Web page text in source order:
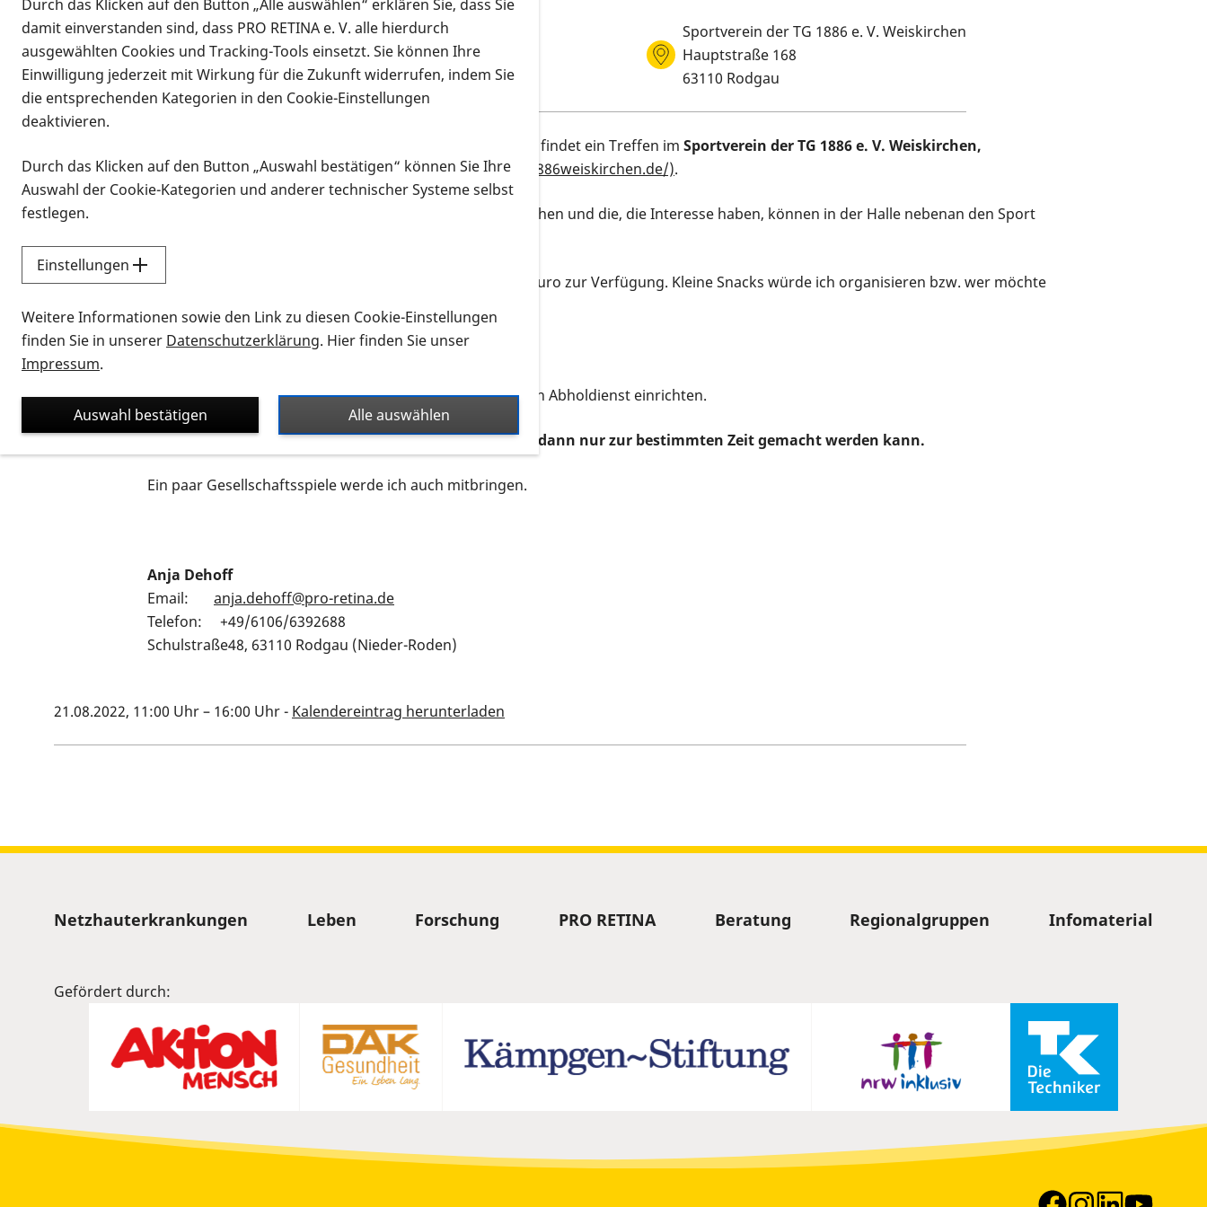
Vorlesen
Informationen zum Termin
21.08.2022, 11:00 Uhr–16:00 Uhr Veranstaltungsort
Sportverein der TG 1886 e. V. Weiskirchen
Hauptstraße 168
63110 Rodgau
findet ein Treffen im Sportverein der TG 1886 e. V. Weiskirchen,
Hauptstraße 168, 63110 Rodgau, statt (https://www.tg1886weiskirchen.de/).
Hier können wir uns in ruhiger Runde weiterhin Austauschen und die, die Interesse haben, können in der Halle nebenan den Sport
Der Verein stellt einfache Kaltgetränke gegen ein / zwei Euro zur Verfügung. Kleine Snacks würde ich organisieren bzw. wer möchte
Hierzu bitte ich um Anmeldung/Rückmeldung.
Auch für den Weg vom Bahnhof könnten wir einen kleinen Abholdienst einrichten.
Hierzu wird auch um Anmeldung gebeten, da der Weg dann nur zur bestimmten Zeit gemacht werden kann.
Ein paar Gesellschaftsspiele werde ich auch mitbringen.
Anja Dehoff
Email: anja.dehoff@pro-retina.de
Telefon: +49/6106/6392688
Schulstraße48, 63110 Rodgau (Nieder-Roden)
Kalenderinformationen zum Termin
21.08.2022, 11:00 Uhr– 16:00 Uhr- Kalendereintrag herunterladen
Sitemap
Netzhauterkrankungen Leben Forschung PRO RETINA Beratung Regionalgruppen Infomaterial
Gefördert durch:
Durch das Klicken auf den Button „Alle auswählen“ erklären Sie, dass Sie
damit einverstanden sind, dass PRO RETINA e. V. alle hierdurch
ausgewählten Cookies und Tracking-Tools einsetzt. Sie können Ihre
Einwilligung jederzeit mit Wirkung für die Zukunft widerrufen, indem Sie
die entsprechenden Kategorien in den Cookie-Einstellungen
deaktivieren.
Durch das Klicken auf den Button „Auswahl bestätigen“ können Sie Ihre
Auswahl der Cookie-Kategorien und anderer technischer Systeme selbst
festlegen.
Einstellungen
Weitere Informationen sowie den Link zu diesen Cookie-Einstellungen
finden Sie in unserer Datenschutzerklärung. Hier finden Sie unser
Impressum.
Alle auswählen
Auswahl bestätigen